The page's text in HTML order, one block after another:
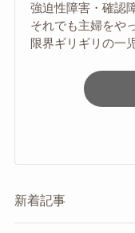
強迫性障害・確認
それでも主婦をや
限界ギリギリの一
新着記事